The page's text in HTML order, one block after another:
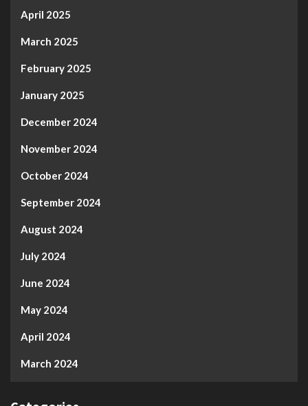
April 2025
March 2025
February 2025
January 2025
December 2024
November 2024
October 2024
September 2024
August 2024
July 2024
June 2024
May 2024
April 2024
March 2024